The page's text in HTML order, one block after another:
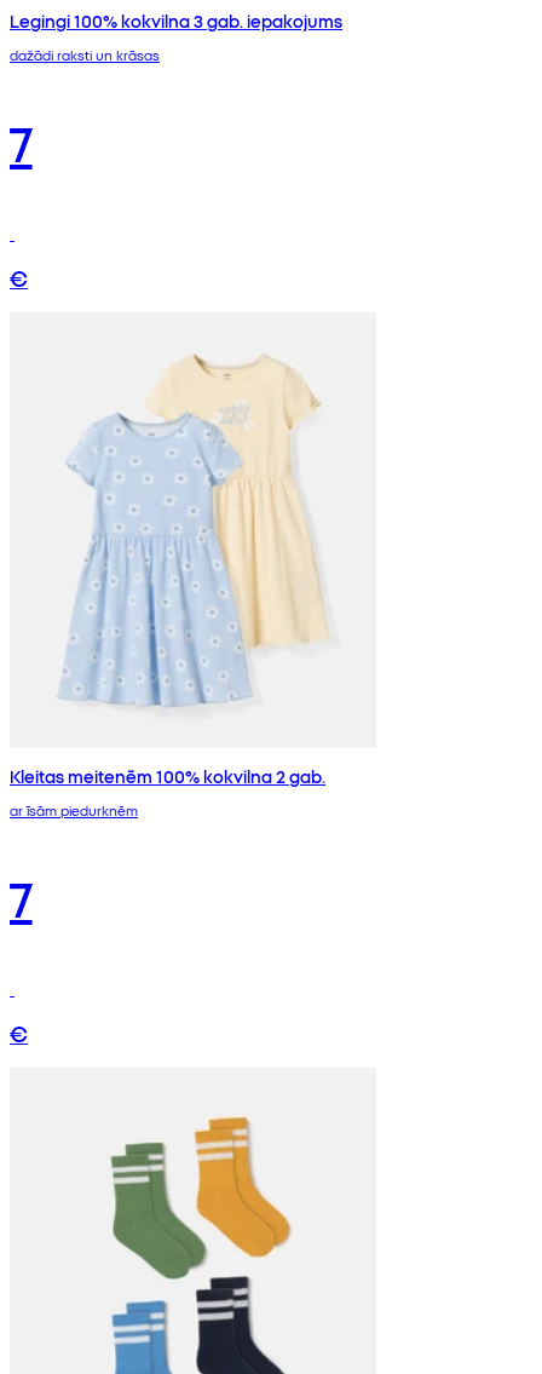
Legingi 100% kokvilna 3 gab. iepakojums
dažādi raksti un krāsas
7
€
Kleitas meitenēm 100% kokvilna 2 gab.
ar īsām piedurknēm
7
€